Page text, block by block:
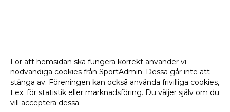
För att hemsidan ska fungera korrekt använder vi
nödvändiga cookies från SportAdmin. Dessa går inte att
stänga av. Föreningen kan också använda frivilliga cookies,
t.ex. för statistik eller marknadsföring. Du väljer själv om du
vill acceptera dessa.